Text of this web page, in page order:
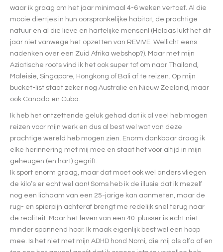
waar ik graag om het jaar minimaal 4-6 weken vertoef. Al die
mooie diertjes in hun oorspronkelijke habitat, de prachtige
natuur en al die lieve en hartelijke mensen! (Helaas lukt het dit
jaar niet vanwege het opzetten van REVIVE. Wellicht eens
nadenken over een Zuid Afrika webshop?). Maar met mijn
Aziatische roots vind ik het ook super tof om naar Thailand,
Maleisie, Singapore, Hongkong of Bali af te reizen. Op mijn
bucket-list staat zeker nog Australie en Nieuw Zeeland, maar
ook Canada en Cuba.
Ik heb het ontzettende geluk gehad dat ik al veel heb mogen
reizen voor mijn werk en dus al best wel wat van deze
prachtige wereld heb mogen zien. Enorm dankbaar draag ik
elke herinnering met mij mee en staat het voor altijd in mijn
geheugen (en hart) gegrift.
Ik sport enorm graag, maar dat moet ook wel anders vliegen
de kilo’s er echt wel aan! Soms heb ik de illusie dat ik mezelf
nog een lichaam van een 25-jarige kan aanmeten, maar de
rug- en spierpijn achteraf brengt me redelijk snel terug naar
de realiteit. Maar het leven van een 40-plusser is echt niet
minder spannend hoor. Ik maak eigenlijk best wel een hoop
mee. Is het niet met mijn ADHD hond Nomi, die mij als alfa af en